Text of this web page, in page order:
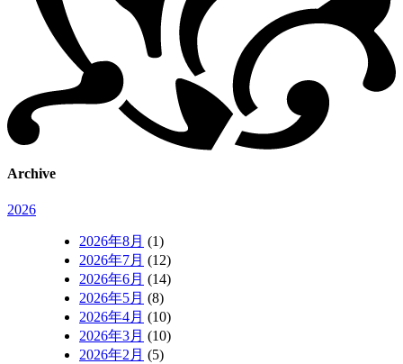
Archive
2026
2026年8月 (1)
2026年7月 (12)
2026年6月 (14)
2026年5月 (8)
2026年4月 (10)
2026年3月 (10)
2026年2月 (5)